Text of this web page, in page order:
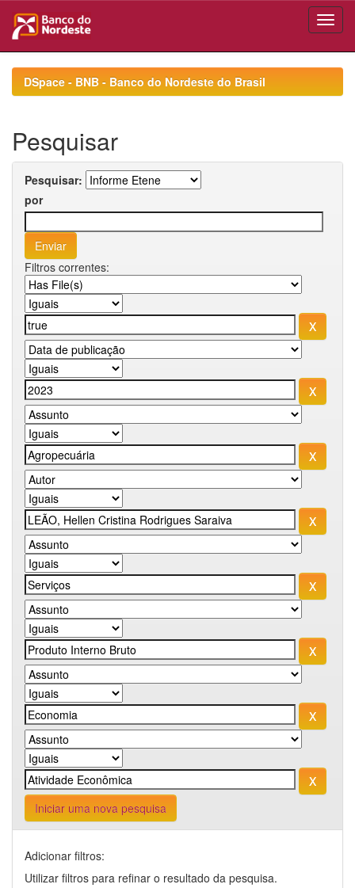
navigationDSpace - BNB - Banco do Nordeste do Brasil
Pesquisar
Pesquisar:
por
Filtros correntes:
Iniciar uma nova pesquisa
Adicionar filtros:
Utilizar filtros para refinar o resultado da pesquisa.